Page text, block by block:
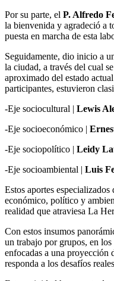
Por su parte, el P. Alfredo
la bienvenida y agradeció a
puesta en marcha de esta
Seguidamente, dio inicio a
la ciudad, a través del cual
aproximado del estado
participantes, estuvieron
-Eje sociocultural | Lewis
-Eje socioeconómico |
-Eje sociopolítico | Leidy
-Eje socioambiental | Luis
Estos aportes
económico, político y
realidad que atraviesa La
Con estos insumos
un trabajo por grupos, en los
enfocadas a una
responda a los desafíos